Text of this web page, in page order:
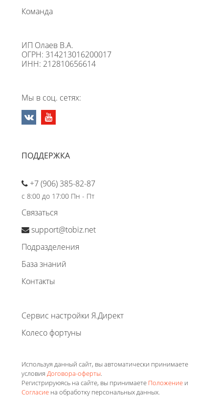
Команда
ИП Олаев В.А.
ОГРН: 314213016200017
ИНН: 212810656614
Мы в соц. сетях:
ПОДДЕРЖКА
+7 (906) 385-82-87
с 8:00 до 17:00 Пн - Пт
Связаться
support@tobiz.net
Подразделения
База знаний
Контакты
Сервис настройки Я.Директ
Колесо фортуны
Используя данный сайт, вы автоматически принимаете
условия Договора-оферты.
Регистрируюясь на сайте, вы принимаете Положение и
Согласие на обработку персональных данных.